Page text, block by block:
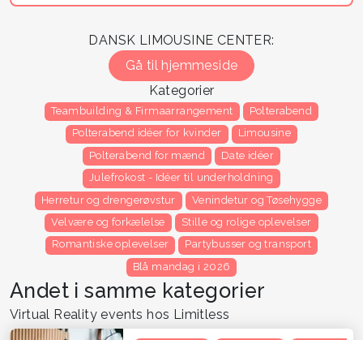
DANSK LIMOUSINE CENTER:
Gå til hjemmeside
Kategorier
Teambuilding & Firmaarrangement
Polterabend
Polterabend idéer for kvinder
Limousine
Polterabend for mænd
Date idéer
Julefrokost - Idéer til underholdning
Herretur og drengerøvstur
Venindetur og Tøsehygge
Velvære og forkælelse
Stille og rolige oplevelser
Romantiske oplevelser
Partybusser og transport
Blå mandag i 2026
Andet i samme kategorier
Virtual Reality events hos Limitless